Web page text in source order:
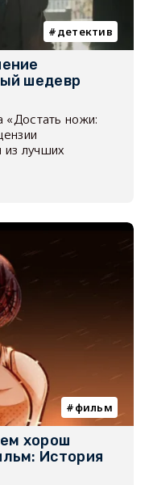
детектив
шедевр
ножи:
из лучших
фильм
хорош
История